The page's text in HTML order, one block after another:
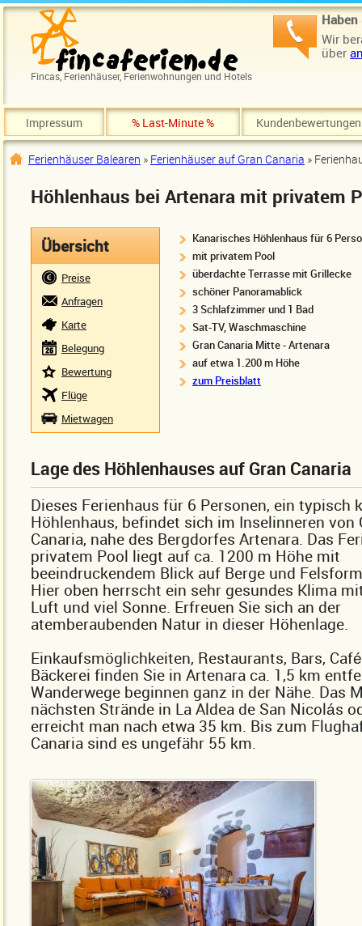
Direkt zum Inhalt
Haben
Wir
über
Fincas, Ferienhäuser, Ferienwohnungen und Hotels
Impressum % Last-Minute % Kundenbewertungen
Sie sind hier
Ferienhäuser Balearen » Ferienhäuser auf Gran Canaria »
Höhlenhaus bei Artenara mit privatem
Übersicht
Preise
Anfragen
Karte
Belegung
Bewertung
Flüge
Mietwagen
Kanarisches Höhlenhaus für 6
mit privatem Pool
überdachte Terrasse mit Grillecke
schöner Panoramablick
3 Schlafzimmer und 1 Bad
Sat-TV, Waschmaschine
Gran Canaria Mitte - Artenara
auf etwa 1.200 m Höhe
zum Preisblatt
Lage des Höhlenhauses auf Gran Canaria
Dieses Ferienhaus für 6 Personen, ein typisch
Höhlenhaus, befindet sich im Inselinneren von
Canaria, nahe des Bergdorfes Artenara. Das
privatem Pool liegt auf ca. 1200 m Höhe mit
beeindruckendem Blick auf Berge und
Hier oben herrscht ein sehr gesundes Klima
Luft und viel Sonne. Erfreuen Sie sich an der
atemberaubenden Natur in dieser Höhenlage.
Einkaufsmöglichkeiten, Restaurants, Bars,
Bäckerei finden Sie in Artenara ca. 1,5 km
Wanderwege beginnen ganz in der Nähe. Das
nächsten Strände in La Aldea de San Nicolás
erreicht man nach etwa 35 km. Bis zum
Canaria sind es ungefähr 55 km.